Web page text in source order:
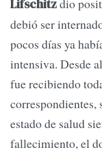
Lifschitzdio
debió ser
pocos días ya
intensiva. Desde
fue recibiendo
correspondientes,
estado de salud
fallecimiento, el